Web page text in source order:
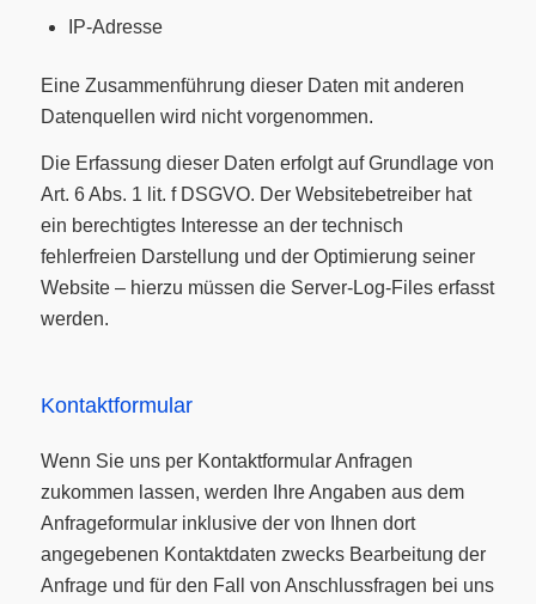
IP-Adresse
Eine Zusammenführung dieser Daten mit anderen
Datenquellen wird nicht vorgenommen.
Die Erfassung dieser Daten erfolgt auf Grundlage von
Art. 6 Abs. 1 lit. f DSGVO. Der Websitebetreiber hat
ein berechtigtes Interesse an der technisch
fehlerfreien Darstellung und der Optimierung seiner
Website – hierzu müssen die Server-Log-Files erfasst
werden.
Kontaktformular
Wenn Sie uns per Kontaktformular Anfragen
zukommen lassen, werden Ihre Angaben aus dem
Anfrageformular inklusive der von Ihnen dort
angegebenen Kontaktdaten zwecks Bearbeitung der
Anfrage und für den Fall von Anschlussfragen bei uns